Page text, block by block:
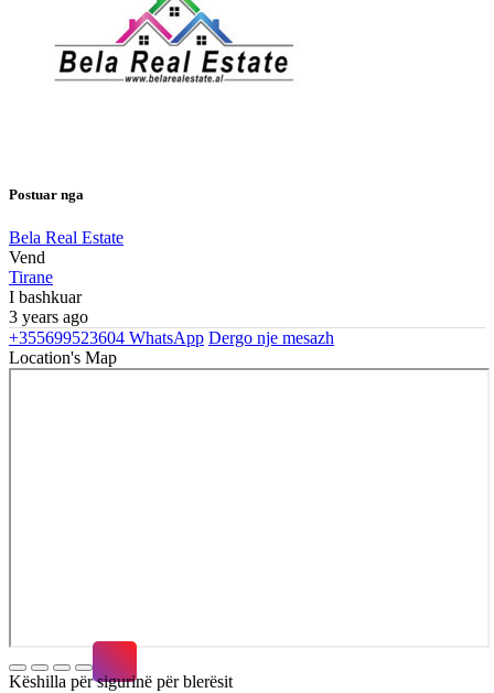
Postuar nga
Bela Real Estate
Vend
Tirane
I bashkuar
3 years ago
+355699523604 WhatsApp Dergo nje mesazh
Location's Map
Këshilla për sigurinë për blerësit